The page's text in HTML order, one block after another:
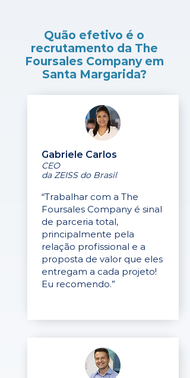
Quão efetivo é o
recrutamento da The
Foursales Company em
Santa Margarida?
Gabriele Carlos
CEO
da ZEISS do Brasil
“Trabalhar com a The
Foursales Company é sinal
de parceria total,
principalmente pela
relação profissional e a
proposta de valor que eles
entregam a cada projeto!
Eu recomendo.”